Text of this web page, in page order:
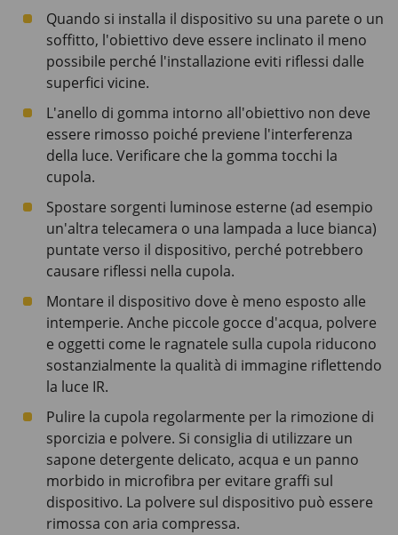
Quando si installa il dispositivo su una parete o un
soffitto, l'obiettivo deve essere inclinato il meno
possibile perché l'installazione eviti riflessi dalle
superfici vicine.
L'anello di gomma intorno all'obiettivo non deve
essere rimosso poiché previene l'interferenza
della luce. Verificare che la gomma tocchi la
cupola.
Spostare sorgenti luminose esterne (ad esempio
un'altra telecamera o una lampada a luce bianca)
puntate verso il dispositivo, perché potrebbero
causare riflessi nella cupola.
Montare il dispositivo dove è meno esposto alle
intemperie. Anche piccole gocce d'acqua, polvere
e oggetti come le ragnatele sulla cupola riducono
sostanzialmente la qualità di immagine riflettendo
la luce IR.
Pulire la cupola regolarmente per la rimozione di
sporcizia e polvere. Si consiglia di utilizzare un
sapone detergente delicato, acqua e un panno
morbido in microfibra per evitare graffi sul
dispositivo. La polvere sul dispositivo può essere
rimossa con aria compressa.